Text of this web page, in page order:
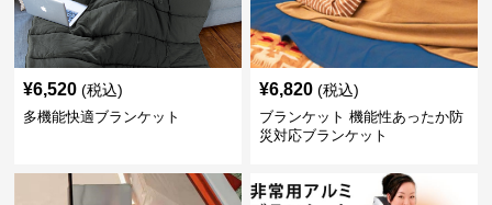
¥6,520 (税込)
多機能快適ブランケット
¥6,820 (税込)
ブランケット 機能性あったか防
災対応ブランケット